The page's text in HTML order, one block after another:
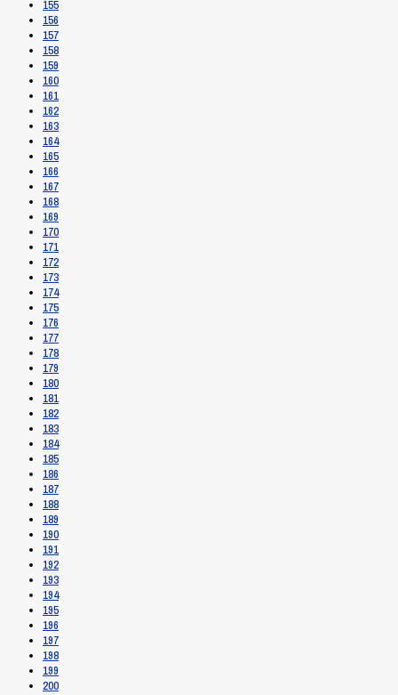
155
156
157
158
159
160
161
162
163
164
165
166
167
168
169
170
171
172
173
174
175
176
177
178
179
180
181
182
183
184
185
186
187
188
189
190
191
192
193
194
195
196
197
198
199
200